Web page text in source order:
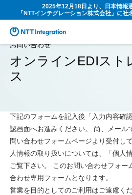
2025年12月18日より、日本情報
「NTTインテグレーション株式会社」に社
お問い合わせ
オンラインEDIスト
ス
下記のフォームを記入後「入力内容確
認画面へお進みください。 尚、メール
問い合わせフォームページより受付し
人情報の取り扱いについては、「個人
ご覧下さい。 このお問い合わせフォー
合わせ専用フォームとなります。
営業を目的としてのご利用はご遠慮くだ